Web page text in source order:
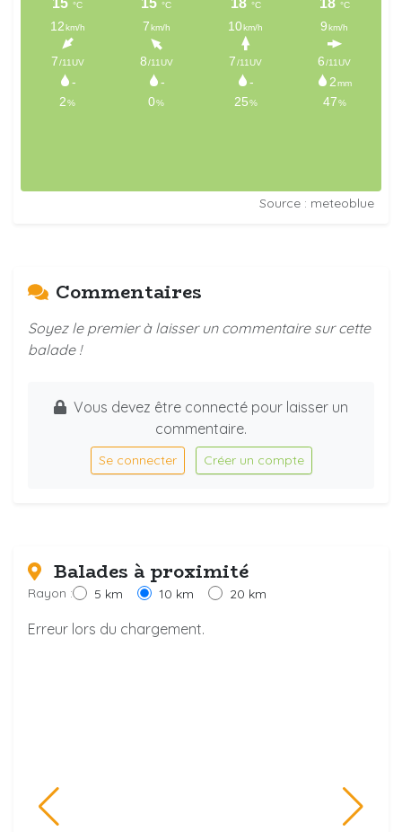
Source : meteoblue
Commentaires
Soyez le premier à laisser un commentaire sur cette
balade !
Vous devez être connecté pour laisser un
commentaire.
Se connecter Créer un compte
Balades à proximité
Rayon : 5 km 10 km 20 km
Erreur lors du chargement.